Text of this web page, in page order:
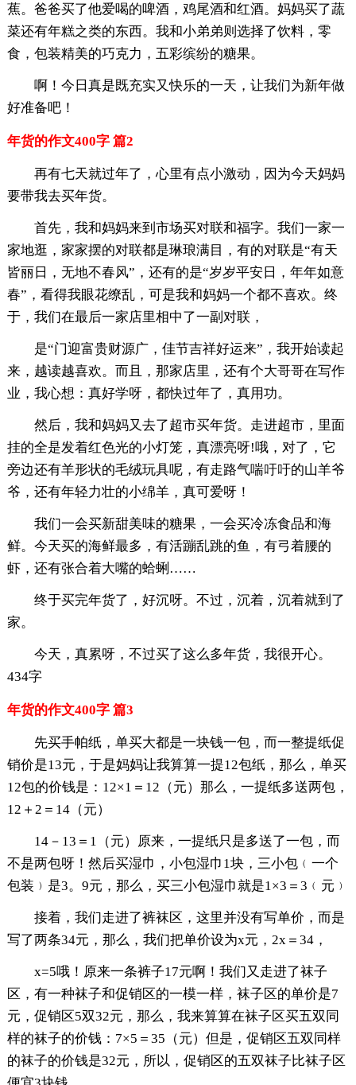
蕉。爸爸买了他爱喝的啤酒，鸡尾酒和红酒。妈妈买了蔬
菜还有年糕之类的东西。我和小弟弟则选择了饮料，零
食，包装精美的巧克力，五彩缤纷的糖果。
啊！今日真是既充实又快乐的一天，让我们为新年做
好准备吧！
年货的作文400字 篇2
再有七天就过年了，心里有点小激动，因为今天妈妈
要带我去买年货。
首先，我和妈妈来到市场买对联和福字。我们一家一
家地逛，家家摆的对联都是琳琅满目，有的对联是“有天
皆丽日，无地不春风”，还有的是“岁岁平安日，年年如意
春”，看得我眼花缭乱，可是我和妈妈一个都不喜欢。终
于，我们在最后一家店里相中了一副对联，
是“门迎富贵财源广，佳节吉祥好运来”，我开始读起
来，越读越喜欢。而且，那家店里，还有个大哥哥在写作
业，我心想：真好学呀，都快过年了，真用功。
然后，我和妈妈又去了超市买年货。走进超市，里面
挂的全是发着红色光的小灯笼，真漂亮呀!哦，对了，它
旁边还有羊形状的毛绒玩具呢，有走路气喘吁吁的山羊爷
爷，还有年轻力壮的小绵羊，真可爱呀！
我们一会买新甜美味的糖果，一会买冷冻食品和海
鲜。今天买的海鲜最多，有活蹦乱跳的鱼，有弓着腰的
虾，还有张合着大嘴的蛤蜊……
终于买完年货了，好沉呀。不过，沉着，沉着就到了
家。
今天，真累呀，不过买了这么多年货，我很开心。
434字
年货的作文400字 篇3
先买手帕纸，单买大都是一块钱一包，而一整提纸促
销价是13元，于是妈妈让我算算一提12包纸，那么，单买
12包的价钱是：12×1＝12（元）那么，一提纸多送两包，
12＋2＝14（元）
14－13＝1（元）原来，一提纸只是多送了一包，而
不是两包呀！然后买湿巾，小包湿巾1块，三小包﹙一个
包装﹚是3。9元，那么，买三小包湿巾就是1×3＝3﹙元﹚
接着，我们走进了裤袜区，这里并没有写单价，而是
写了两条34元，那么，我们把单价设为x元，2x＝34，
x=5哦！原来一条裤子17元啊！我们又走进了袜子
区，有一种袜子和促销区的一模一样，袜子区的单价是7
元，促销区5双32元，那么，我来算算在袜子区买五双同
样的袜子的价钱：7×5＝35（元）但是，促销区五双同样
的袜子的价钱是32元，所以，促销区的五双袜子比袜子区